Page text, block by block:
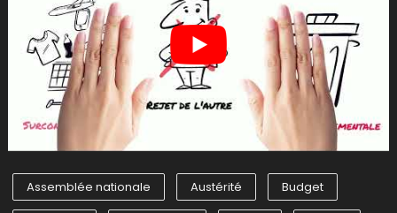
Assemblée nationale Austérité Budget